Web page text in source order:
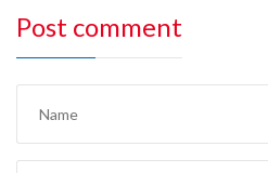
Post comment